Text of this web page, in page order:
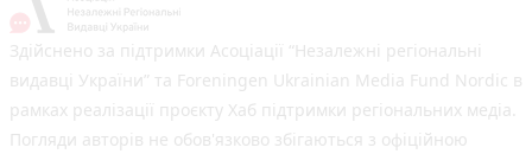
Здійснено за підтримки Асоціації “Незалежні регіональні
видавці України” та Foreningen Ukrainian Media Fund Nordic в
рамках реалізації проєкту Хаб підтримки регіональних медіа.
Погляди авторів не обов'язково збігаються з офіційною